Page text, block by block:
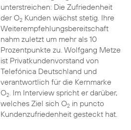
unterstreichen: Die Zufriedenheit
der O2Kunden wächst stetig. Ihre
Weiterempfehlungsbereitschaft
nahm zuletzt um mehr als 10
Prozentpunkte zu. Wolfgang Metze
ist Privatkundenvorstand von
Telefónica Deutschland und
verantwortlich für die Kernmarke
O2. Im Interview spricht er darüber,
welches Ziel sich O2in puncto
Kundenzufriedenheit gesteckt hat.